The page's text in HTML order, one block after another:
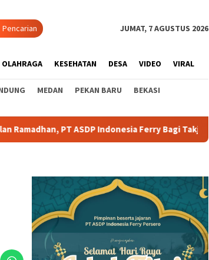
Pencarian JUMAT, 7 AGUSTUS 2026
OLAHRAGA KESEHATAN DESA VIDEO VIRAL
MEDAN PEKAN BARU
BEKASI
Indonesia Ferry Bagi Takjil Ke Penumpang